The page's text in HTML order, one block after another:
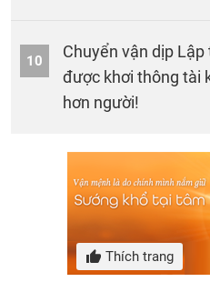
10
Chuyển vận dịp
được khơi thông tài
hơn người!
Thích trang